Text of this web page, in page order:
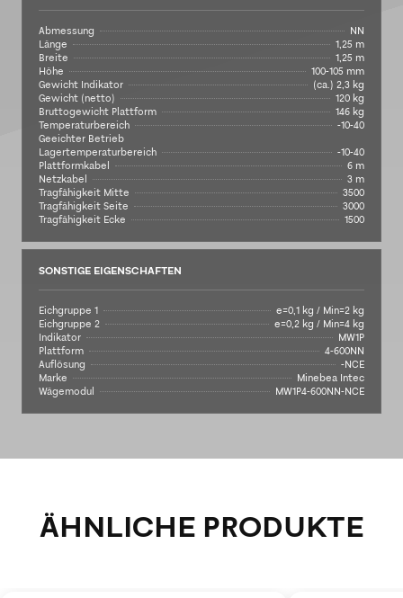
Abmessung
NN
Länge
1,25 m
Breite
1,25 m
Höhe
100-105 mm
Gewicht Indikator
(ca.) 2,3 kg
Gewicht (netto)
120 kg
Bruttogewicht Plattform
146 kg
Temperaturbereich
Geeichter Betrieb
-10-40
Lagertemperaturbereich
-10-40
Plattformkabel
6 m
Netzkabel
3 m
Tragfähigkeit Mitte
3500
Tragfähigkeit Seite
3000
Tragfähigkeit Ecke
1500
SONSTIGE EIGENSCHAFTEN
Eichgruppe 1
e=0,1 kg / Min=2 kg
Eichgruppe 2
e=0,2 kg / Min=4 kg
Indikator
MW1P
Plattform
4-600NN
Auflösung
-NCE
Marke
Minebea Intec
Wägemodul
MW1P4-600NN-NCE
ÄHNLICHE PRODUKTE